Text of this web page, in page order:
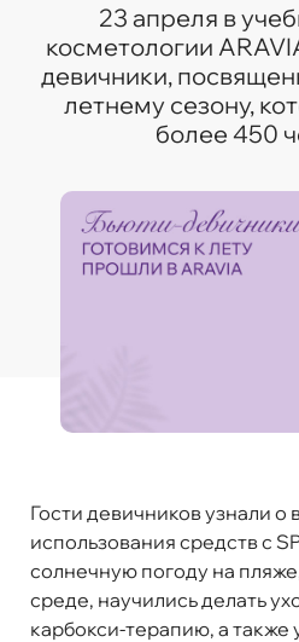
23 апреля в
косметологии
девичники,
летнему сезону,
более 450
Гости девичников узнали о
использования средств с
солнечную погоду на
среде, научились делать
карбокси-терапию, а также